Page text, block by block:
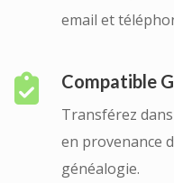
email et
Compatible
Transférez
en provenance
généalogie.